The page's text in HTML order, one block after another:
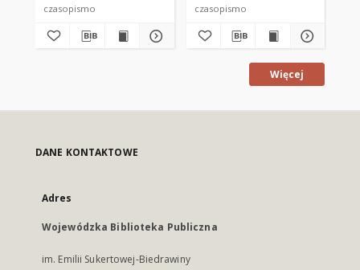
czasopismo czasopismo
Więcej
DANE KONTAKTOWE
Adres
Wojewódzka Biblioteka Publiczna
im. Emilii Sukertowej-Biedrawiny